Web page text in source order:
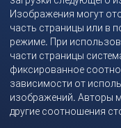
Изображения могут
часть страницы или в
режиме. При
части страницы
фиксированное
зависимости от
изображений. Авторы
другие соотношения